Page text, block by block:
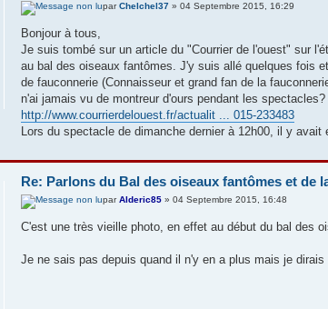
parChelchel37» 04 Septembre 2015, 16:29
Bonjour à tous,
Je suis tombé sur un article du "Courrier de l'ouest" sur
au bal des oiseaux fantômes. J'y suis allé quelques fois
de fauconnerie (Connaisseur et grand fan de la
n'ai jamais vu de montreur d'ours pendant les
http://www.courrierdelouest.fr/actualit ... 015-233483
Lors du spectacle de dimanche dernier à 12h00, il y
Re: Parlons du Bal des oiseaux fantômes et de
parAlderic85» 04 Septembre 2015, 16:48
C'est une très vieille photo, en effet au début du bal des
Je ne sais pas depuis quand il n'y en a plus mais je dirais